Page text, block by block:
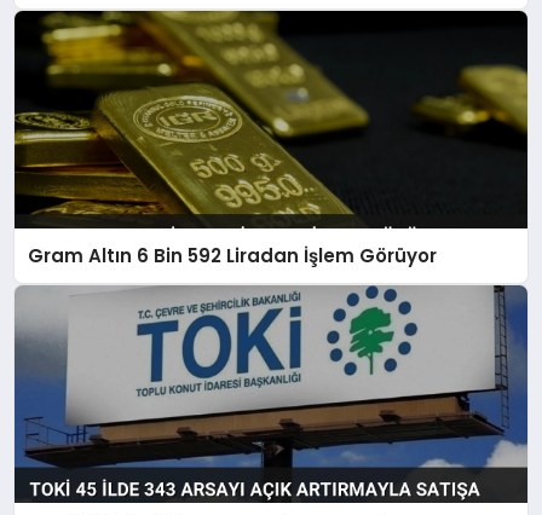
Gram Altın 6 Bin 592 Liradan İşlem Görüyor